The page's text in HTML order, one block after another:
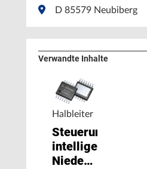
D 85579 Neubiberg
Verwandte Inhalte
Halbleiter
Steuerung
intelligenter
Niederspannungs-